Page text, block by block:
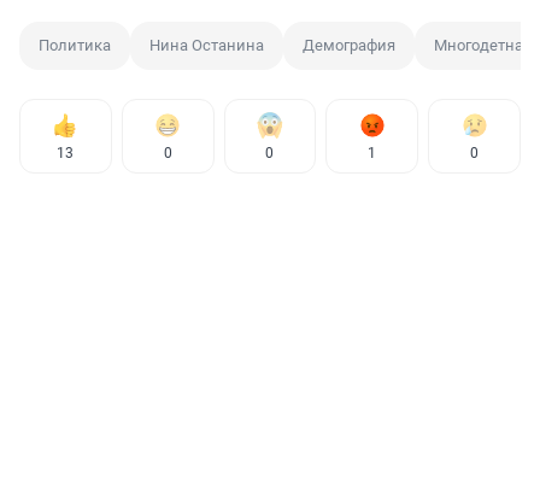
Политика Нина Останина Демография Многодетная
13 0 0 1 0